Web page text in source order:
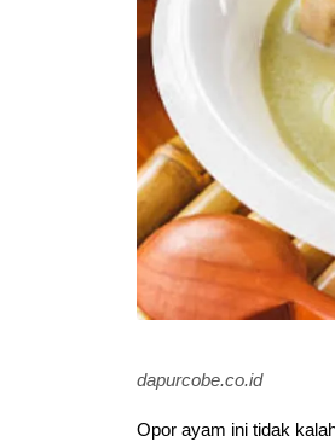
dapurcobe.co.id
Opor ayam ini tidak